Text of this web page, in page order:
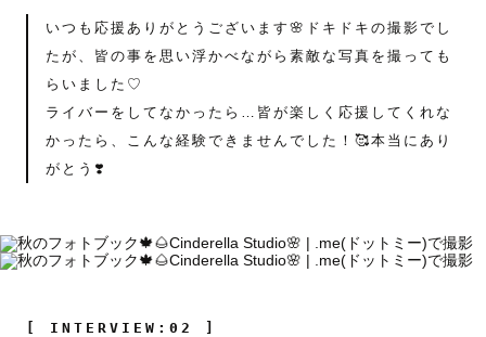
いつも応援ありがとうございます🌸ドキドキの撮影でし
たが、皆の事を思い浮かべながら素敵な写真を撮っても
らいました♡
ライバーをしてなかったら…皆が楽しく応援してくれな
かったら、こんな経験できませんでした！🥰本当にあり
がとう❣️
[ INTERVIEW:02 ]